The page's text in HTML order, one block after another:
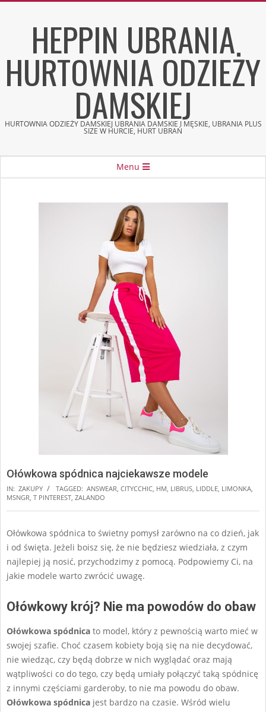
HEPPIN UBRANIA
HURTOWNIA ODZIEŻY
DAMSKIEJ
HURTOWNIA ODZIEŻY DAMSKIEJ UBRANIA DAMSKIE I MĘSKIE, UBRANIA PLUS
SIZE W HURCIE, HURT UBRAŃ
Menu
Ołówkowa spódnica najciekawsze modele
IN: ZAKUPY TAGGED: ANSWEAR, CITYCCHIC, HM, LIBRUS, LIDDLE, LIMONKA,
MSNGR, T PINTEREST, ZALANDO
Ołówkowa spódnica to świetny pomysł zarówno na co dzień, jak
i od święta. Jeżeli boisz się, że nie będziesz wiedziała, z czym
najlepiej ją nosić, przychodzimy z pomocą. Podpowiemy Ci, na
jakie modele warto zwrócić uwagę.
Ołówkowy krój? Nie ma powodów do obaw
Ołówkowa spódnica to model, który z pewnością warto mieć w
swojej szafie. Choć czasem kobiety boją się na nie decydować,
nie wiedząc, czy będą dobrze w nich wyglądać oraz mają
wątpliwości co do tego, czy będą umiały połączyć taką spódnicę
z innymi częściami garderoby, to nie ma powodu do obaw.
Ołówkowa spódnica jest bardzo na czasie. Wśród wielu